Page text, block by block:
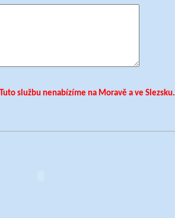
službu nenabízíme na Moravě a ve Slezsku.